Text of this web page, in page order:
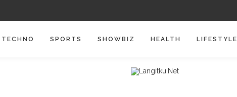
SPORTS SHOWBIZ HEALTH LIFESTYLE